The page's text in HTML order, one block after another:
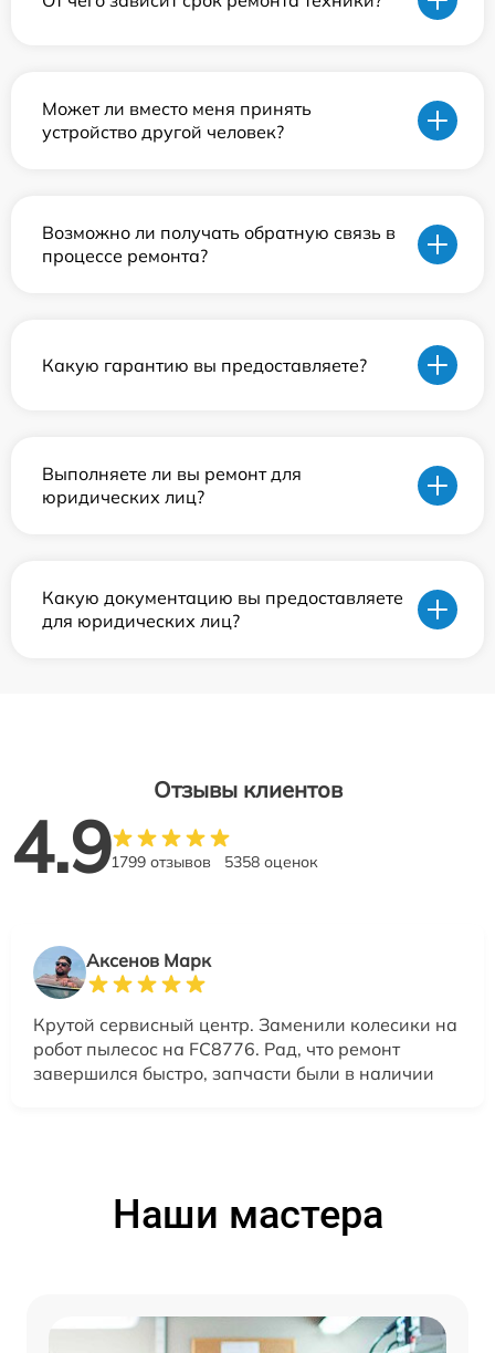
Может ли вместо меня принять
устройство другой человек?
Возможно ли получать обратную связь в
процессе ремонта?
Какую гарантию вы предоставляете?
Выполняете ли вы ремонт для
юридических лиц?
Какую документацию вы предоставляете
для юридических лиц?
Отзывы клиентов
4.91799 отзывов 5358 оценок
Аксенов Марк
Крутой сервисный центр. Заменили колесики на
робот пылесос на FC8776. Рад, что ремонт
завершился быстро, запчасти были в наличии
Наши мастера